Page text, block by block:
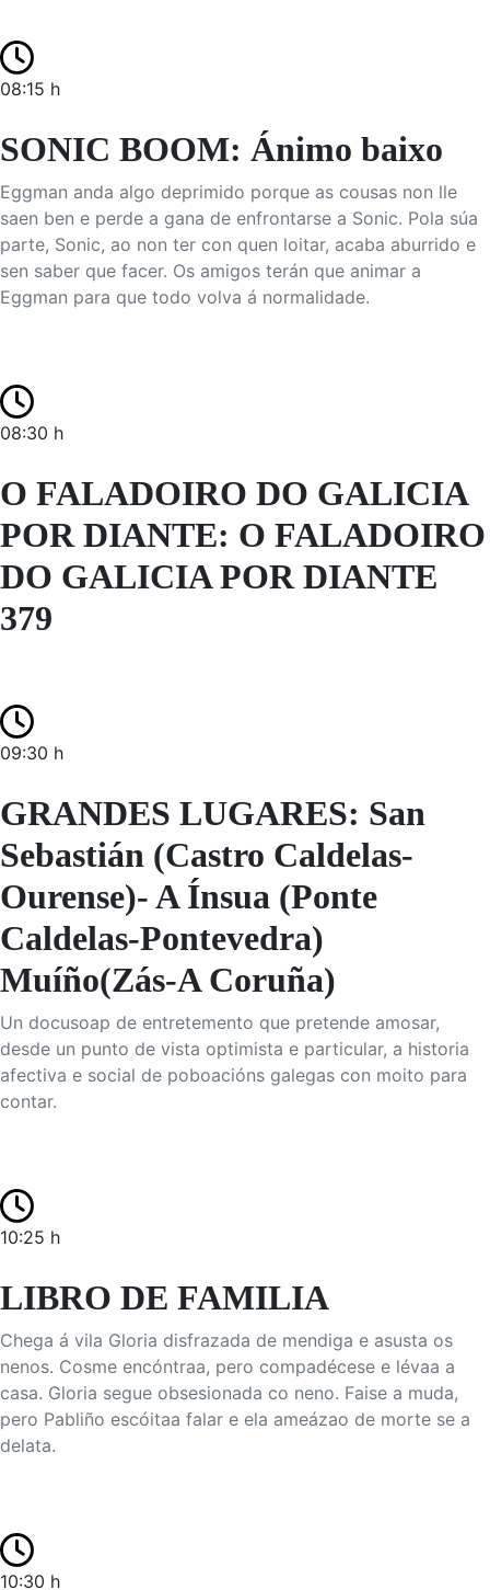
08:15 h
SONIC BOOM: Ánimo baixo
Eggman anda algo deprimido porque as cousas non lle
saen ben e perde a gana de enfrontarse a Sonic. Pola súa
parte, Sonic, ao non ter con quen loitar, acaba aburrido e
sen saber que facer. Os amigos terán que animar a
Eggman para que todo volva á normalidade.
08:30 h
O FALADOIRO DO GALICIA
POR DIANTE: O FALADOIRO
DO GALICIA POR DIANTE
379
09:30 h
GRANDES LUGARES: San
Sebastián (Castro Caldelas-
Ourense)- A Ínsua (Ponte
Caldelas-Pontevedra)
Muíño(Zás-A Coruña)
Un docusoap de entretemento que pretende amosar,
desde un punto de vista optimista e particular, a historia
afectiva e social de poboacións galegas con moito para
contar.
10:25 h
LIBRO DE FAMILIA
Chega á vila Gloria disfrazada de mendiga e asusta os
nenos. Cosme encóntraa, pero compadécese e lévaa a
casa. Gloria segue obsesionada co neno. Faise a muda,
pero Pabliño escóitaa falar e ela ameázao de morte se a
delata.
10:30 h